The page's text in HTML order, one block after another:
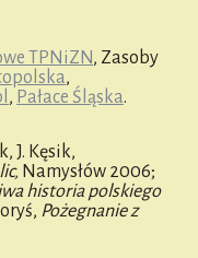
TPNiZN, Zasoby
,
, Pałace Śląska.
J. Kęsik,
Namysłów 2006;
historia polskiego
Pożegnanie z